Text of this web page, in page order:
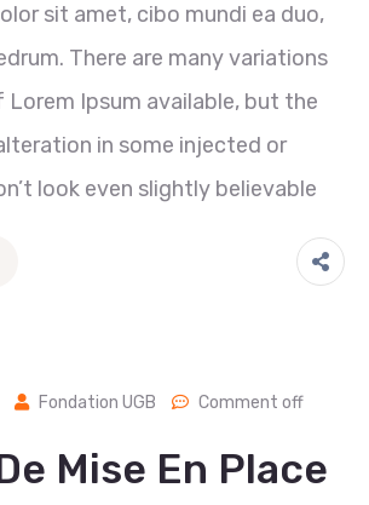
sit amet, cibo mundi ea duo,
There are many variations
Ipsum available, but the
in some injected or
look even slightly believable
Fondation UGB Comment off
Mise En Place